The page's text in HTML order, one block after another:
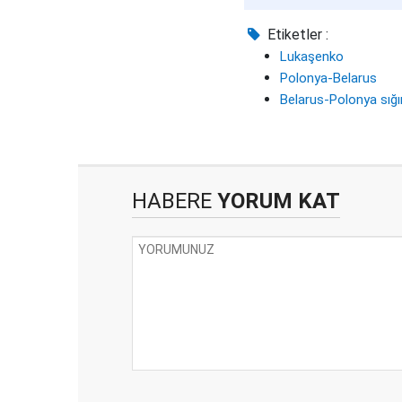
Etiketler :
Lukaşenko
Polonya-Belarus
Belarus-Polonya
HABERE YORUM KAT